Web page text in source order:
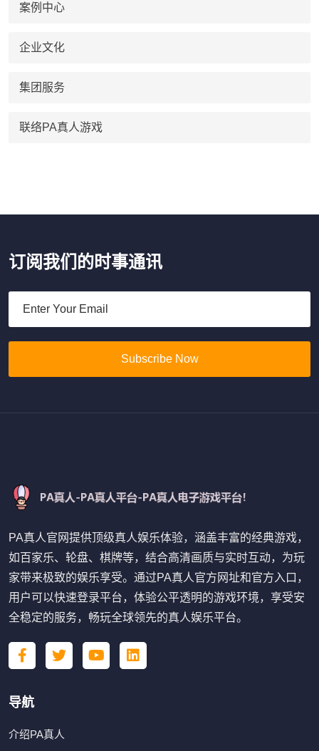
案例中心
企业文化
集团服务
联络PA真人游戏
订阅我们的时事通讯
Subscribe Now
PA真人官网提供顶级真人娱乐体验，涵盖丰富的经典游戏，
如百家乐、轮盘、棋牌等，结合高清画质与实时互动，为玩
家带来极致的娱乐享受。通过PA真人官方网址和官方入口，
用户可以快速登录平台，体验公平透明的游戏环境，享受安
全稳定的服务，畅玩全球领先的真人娱乐平台。
导航
介绍PA真人